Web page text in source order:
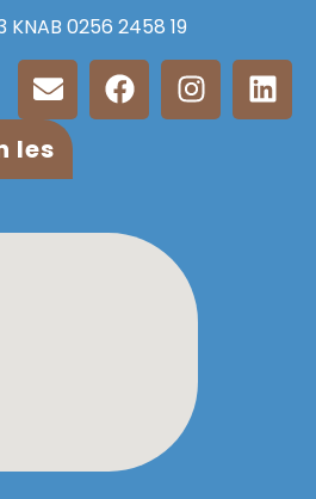
KNAB 0256 2458 19
les